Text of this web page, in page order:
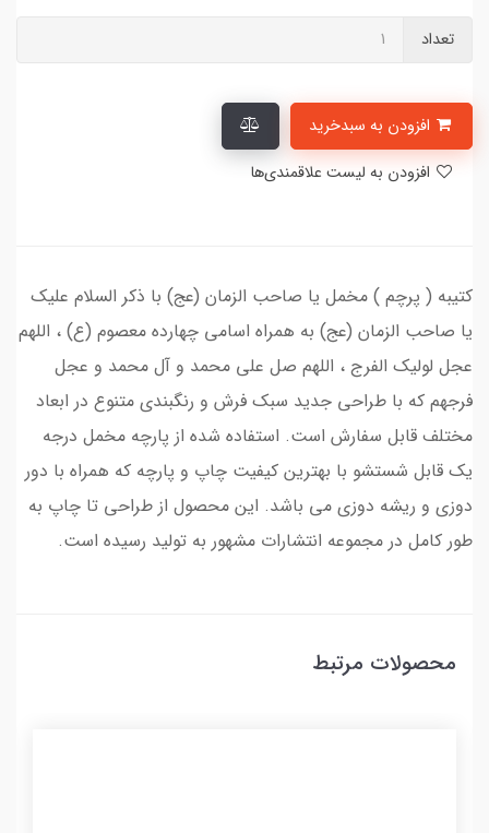
تعداد
کتیبه ( پرچم ) مخمل یا صاحب الزمان (عج) با ذکر السلام علیک
یا صاحب الزمان (عج) به همراه اسامی چهارده معصوم (ع) ، اللهم
عجل لولیک الفرج ، اللهم صل علی محمد و آل محمد و عجل
فرجهم که با طراحی جدید سبک فرش و رنگبندی متنوع در ابعاد
مختلف قابل سفارش است. استفاده شده از پارچه مخمل درجه
یک قابل شستشو با بهترین کیفیت چاپ و پارچه که همراه با دور
دوزی و ریشه دوزی می باشد. این محصول از طراحی تا چاپ به
طور کامل در مجموعه انتشارات مشهور به تولید رسیده است.
محصولات مرتبط